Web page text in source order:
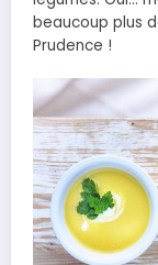
beaucoup plus
Prudence !